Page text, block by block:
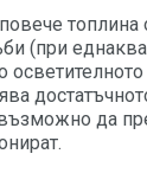
топлина
(при
да